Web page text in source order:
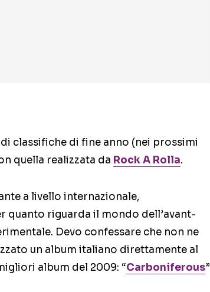
classifiche di fine anno (nei prossimi
quella realizzata da Rock A Rolla.
a livello internazionale,
quanto riguarda il mondo dell’avant-
Devo confessare che non ne
un album italiano direttamente al
album del 2009: “Carboniferous”